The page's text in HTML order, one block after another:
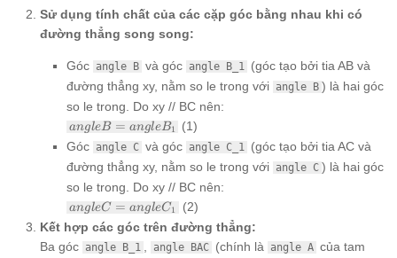
BC
Sử dụng tính chất của các cặp góc bằng nhau khi có
đường thẳng song song:
Góc angle B và góc angle B_1 (góc tạo bởi tia AB và
đường thẳng xy, nằm so le trong với angle B ) là hai góc
so le trong. Do xy // BC nên:
angle
B =
angle
B_1
angleB = angleB1
(1)
Góc angle C và góc angle C_1 (góc tạo bởi tia AC và
đường thẳng xy, nằm so le trong với angle C ) là hai góc
so le trong. Do xy // BC nên:
angle
angle
C_1
angleC = angleC1
(2)
Kết hợp các góc trên đường thẳng:
Ba góc angle B_1 angle BAC (chính là angle A của tam